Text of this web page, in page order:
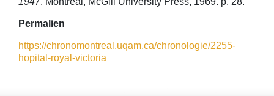
Permalien
https://chronomontreal.uqam.ca/chronologie/2255-
hopital-royal-victoria